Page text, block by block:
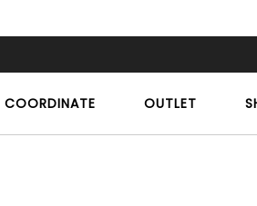
COORDINATE OUTLET